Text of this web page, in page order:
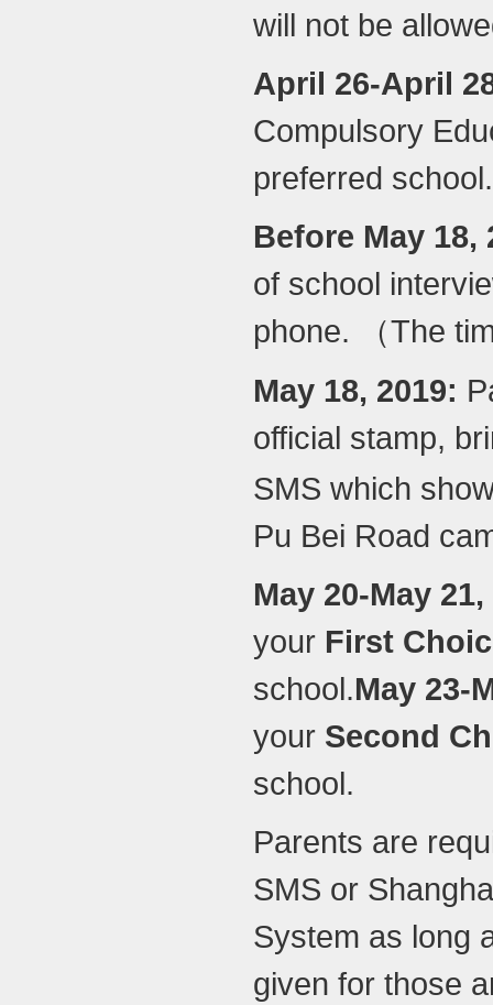
will not be
April 26-April 2
Compulsory
preferred school.
Before May 18,
of school
phone.
（The
May 18, 2019:
official stamp,
SMS which
Pu Bei Road
May 20-May 21,
your First
school.May 23-
your Second
school.
Parents are
SMS or
System as long
given for those